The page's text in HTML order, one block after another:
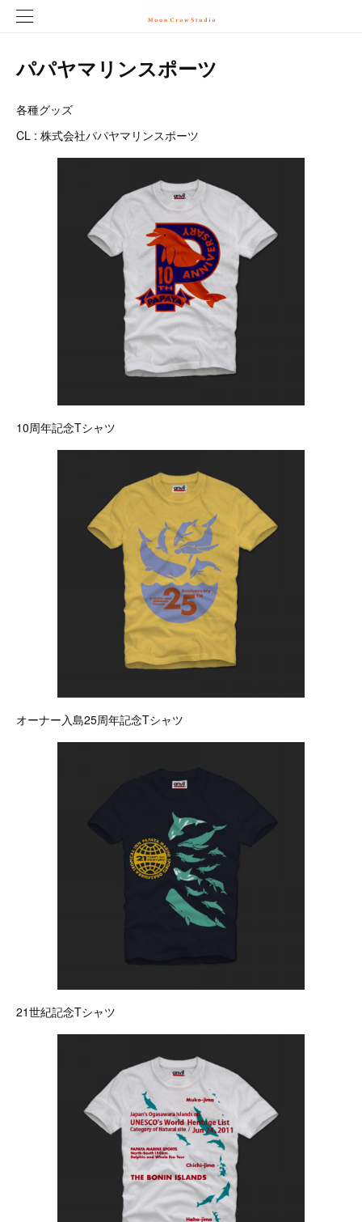
パパヤマリンスポーツ
各種グッズ
CL : 株式会社パパヤマリンスポーツ
10周年記念Tシャツ
オーナー入島25周年記念Tシャツ
21世紀記念Tシャツ